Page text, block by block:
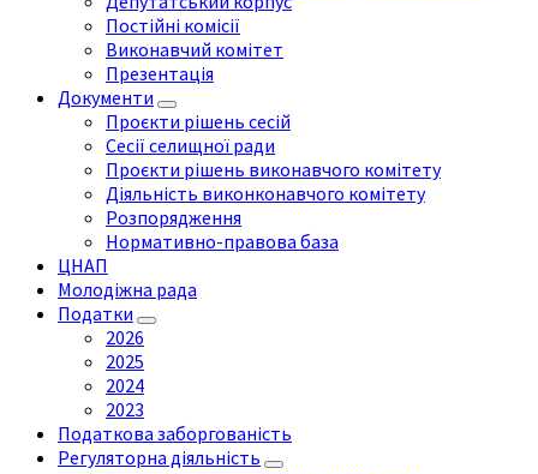
Постійні комісії
Виконавчий комітет
Презентація
Документи
Проєкти рішень сесій
Сесії селищної ради
Проєкти рішень виконавчого комітету
Діяльність виконконавчого комітету
Розпорядження
Нормативно-правова база
ЦНАП
Молодіжна рада
Податки
2026
2025
2024
2023
Податкова заборгованість
Регуляторна діяльність